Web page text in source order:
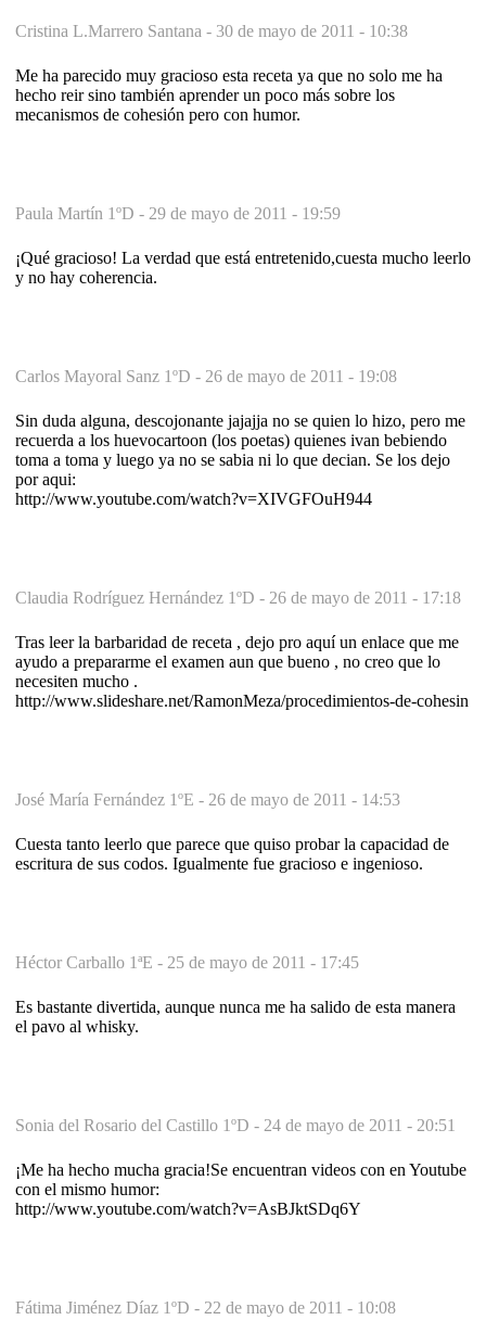
Cristina L.Marrero Santana - 30 de mayo de 2011 - 10:38
Me ha parecido muy gracioso esta receta ya que no solo me ha
hecho reir sino también aprender un poco más sobre los
mecanismos de cohesión pero con humor.
Paula Martín 1ºD - 29 de mayo de 2011 - 19:59
¡Qué gracioso! La verdad que está entretenido,cuesta mucho leerlo
y no hay coherencia.
Carlos Mayoral Sanz 1ºD - 26 de mayo de 2011 - 19:08
Sin duda alguna, descojonante jajajja no se quien lo hizo, pero me
recuerda a los huevocartoon (los poetas) quienes ivan bebiendo
toma a toma y luego ya no se sabia ni lo que decian. Se los dejo
por aqui:
http://www.youtube.com/watch?v=XIVGFOuH944
Claudia Rodríguez Hernández 1ºD - 26 de mayo de 2011 - 17:18
Tras leer la barbaridad de receta , dejo pro aquí un enlace que me
ayudo a prepararme el examen aun que bueno , no creo que lo
necesiten mucho .
http://www.slideshare.net/RamonMeza/procedimientos-de-cohesin
José María Fernández 1ºE - 26 de mayo de 2011 - 14:53
Cuesta tanto leerlo que parece que quiso probar la capacidad de
escritura de sus codos. Igualmente fue gracioso e ingenioso.
Héctor Carballo 1ªE - 25 de mayo de 2011 - 17:45
Es bastante divertida, aunque nunca me ha salido de esta manera
el pavo al whisky.
Sonia del Rosario del Castillo 1ºD - 24 de mayo de 2011 - 20:51
¡Me ha hecho mucha gracia!Se encuentran videos con en Youtube
con el mismo humor:
http://www.youtube.com/watch?v=AsBJktSDq6Y
Fátima Jiménez Díaz 1ºD - 22 de mayo de 2011 - 10:08